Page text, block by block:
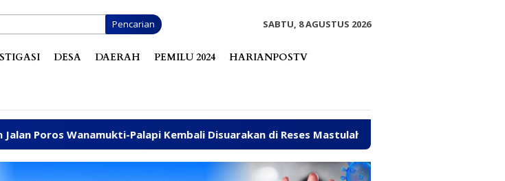
Pencarian SABTU, 8 AGUSTUS 2026
DESA DAERAH PEMILU 2024 HARIANPOSTV
Palapi Kembali Disuarakan di Reses Mastulah Jalan Rusak, Talud hingga Ambulans Jadi